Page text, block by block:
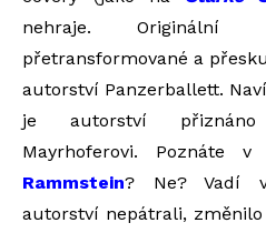
nehraje.
přetransformované a
autorství Panzerballett.
je autorství přiznáno
Mayrhoferovi. Poznáte v
Rammstein? Ne? Vadí
autorství nepátrali,